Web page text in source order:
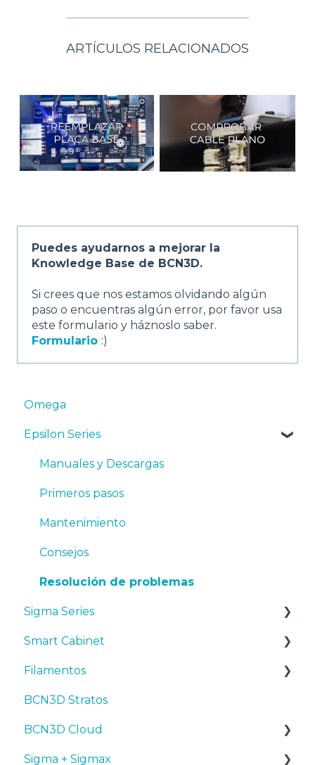
ARTÍCULOS RELACIONADOS
Puedes ayudarnos a mejorar la
Knowledge Base de BCN3D.
Si crees que nos estamos olvidando algún
paso o encuentras algún error, por favor usa
este formulario y háznoslo saber.
Formulario :)
Omega
Epsilon Series
Manuales y Descargas
Primeros pasos
Mantenimiento
Consejos
Resolución de problemas
Sigma Series
Manuales y descargas
Primeros pasos
Mantenimiento
Consejos
Troubleshooting
Smart Cabinet
Manuales y Descargas
Primeros pasos
Mantenimiento
Resolución de problemas
Filamentos
Consejos
PLA
Tough PLA
BCN3D Stratos
BCN3D Cloud
BCN3D Cloud Teams
Sigma + Sigmax